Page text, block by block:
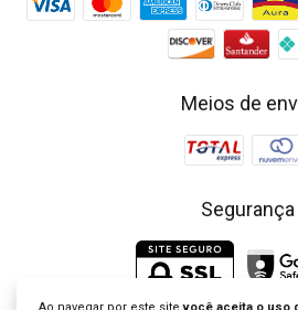
Meios de
Segurança